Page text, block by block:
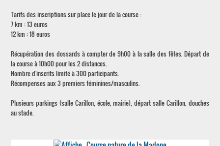
Tarifs des inscriptions sur place le jour de la course :
7 km : 13 euros
12 km : 18 euros
Récupération des dossards à compter de 9h00 à la salle des fêtes. Départ de
la course à 10h00 pour les 2 distances.
Nombre d'inscrits limité à 300 participants.
Récompenses aux 3 premiers féminines/masculins.
Plusieurs parkings (salle Carillon, école, mairie), départ salle Carillon, douches
au stade.